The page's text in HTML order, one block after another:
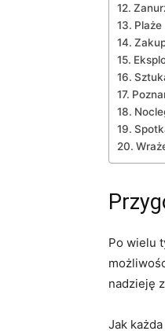
Po wielu
nadzieję
Jak